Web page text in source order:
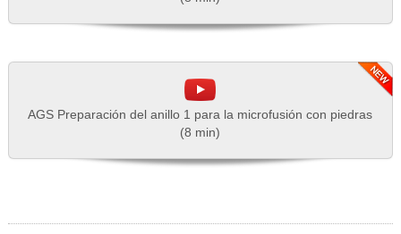
AGS Preparación del anillo 1 para la microfusión con piedras
(8 min)